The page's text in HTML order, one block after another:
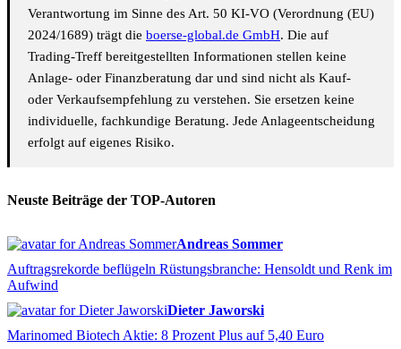
Verantwortung im Sinne des Art. 50 KI-VO (Verordnung (EU)
2024/1689) trägt die boerse-global.de GmbH. Die auf
Trading-Treff bereitgestellten Informationen stellen keine
Anlage- oder Finanzberatung dar und sind nicht als Kauf-
oder Verkaufsempfehlung zu verstehen. Sie ersetzen keine
individuelle, fachkundige Beratung. Jede Anlageentscheidung
erfolgt auf eigenes Risiko.
Neuste Beiträge der TOP-Autoren
Andreas Sommer
Auftragsrekorde beflügeln Rüstungsbranche: Hensoldt und Renk im
Aufwind
Dieter Jaworski
Marinomed Biotech Aktie: 8 Prozent Plus auf 5,40 Euro